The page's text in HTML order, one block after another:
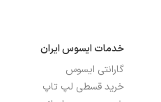
بلوتوث
تعداد پورت USB 2.0
خدمات ایسوس ایران
گارانتی ایسوس
خرید قسطی لپ تاپ